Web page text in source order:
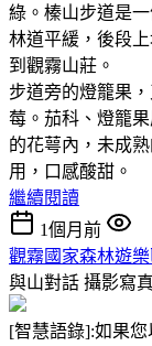
綠。榛山步道是
林道平緩，後段
到觀霧山莊。
步道旁的燈籠果
莓。茄科、燈籠
的花萼內，未成
用，口感酸
繼續閱讀
1個月前
觀霧國家森林遊
與山對話 攝影寫
[智慧語錄]:如果